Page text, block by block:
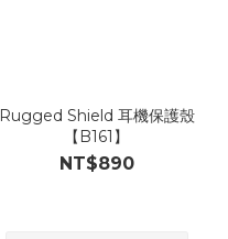
Rugged Shield 耳機保護殼
【B161】
NT$890